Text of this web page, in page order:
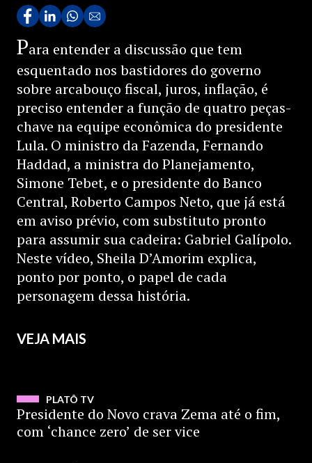
Para entender a discussão que tem
esquentado nos bastidores do governo
sobre arcabouço fiscal, juros, inflação, é
preciso entender a função de quatro peças-
chave na equipe econômica do presidente
Lula. O ministro da Fazenda, Fernando
Haddad, a ministra do Planejamento,
Simone Tebet, e o presidente do Banco
Central, Roberto Campos Neto, que já está
em aviso prévio, com substituto pronto
para assumir sua cadeira: Gabriel Galípolo.
Neste vídeo, Sheila D’Amorim explica,
ponto por ponto, o papel de cada
personagem dessa história.
VEJA MAIS
PLATÔ TV
Presidente do Novo crava Zema até o fim,
com ‘chance zero’ de ser vice